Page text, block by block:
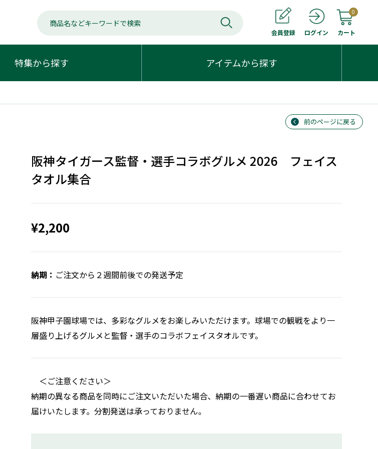
会員登録 ログイン
0
カート
特集から探す アイテムから探す
前のページに戻る
阪神タイガース監督・選手コラボグルメ 2026 フェイス
タオル集合
¥2,200
ご注文から２週間前後での発送予定
阪神甲子園球場では、多彩なグルメをお楽しみいただけます。球場での観戦をより一
層盛り上げるグルメと監督・選手のコラボフェイスタオルです。
＜ご注意ください＞
納期の異なる商品を同時にご注文いただいた場合、納期の一番遅い商品に合わせてお
届けいたします。分割発送は承っておりません。